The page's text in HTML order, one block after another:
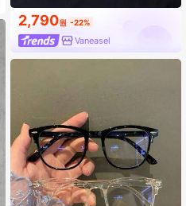
2,790원 -22%
Vaneasel